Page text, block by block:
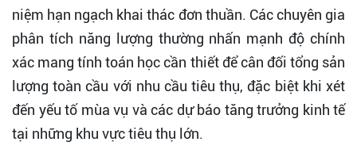
niệm hạn ngạch khai thác đơn thuần. Các chuyên gia
phân tích năng lượng thường nhấn mạnh độ chính
xác mang tính toán học cần thiết để cân đối tổng sản
lượng toàn cầu với nhu cầu tiêu thụ, đặc biệt khi xét
đến yếu tố mùa vụ và các dự báo tăng trưởng kinh tế
tại những khu vực tiêu thụ lớn.